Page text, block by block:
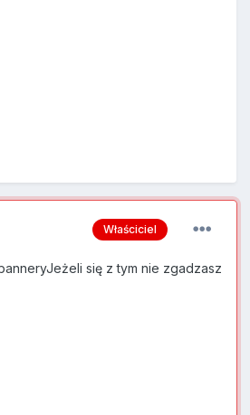
Właściciel
się z tym nie zgadzasz